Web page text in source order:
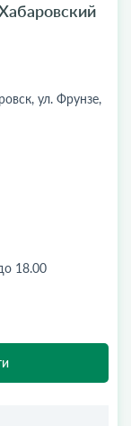
ул. Фрунзе,
18.00